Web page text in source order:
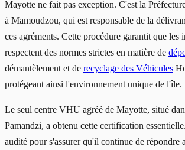
Mayotte ne fait pas exception. C'est la
à Mamoudzou, qui est responsable de la
ces agréments. Cette procédure garantit que les
respectent des normes strictes en matière de
démantèlement et de recyclage des Véhicules
protégeant ainsi l'environnement unique de l'île.
Le seul centre VHU agréé de Mayotte, situé
Pamandzi, a obtenu cette certification
audité pour s'assurer qu'il continue de répondre